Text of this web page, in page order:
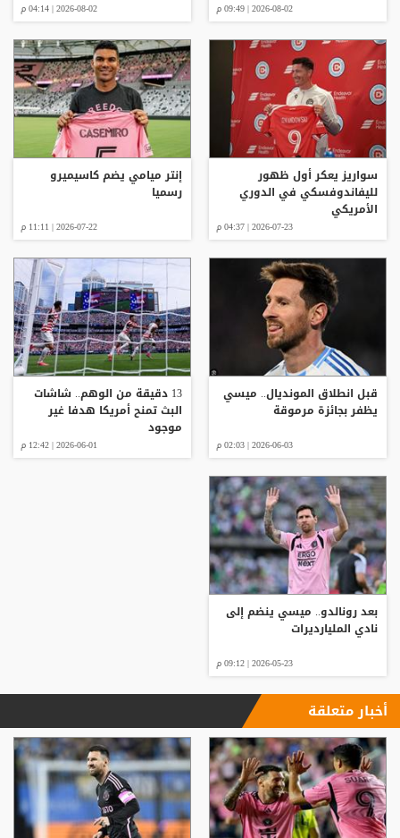
2026-08-02 | 09:49 م 2026-08-02 | 04:14 م
سواريز يعكر أول ظهور
لليفاندوفسكي في الدوري
الأمريكي
2026-07-23 | 04:37 م
إنتر ميامي يضم كاسيميرو
رسميا
2026-07-22 | 11:11 م
قبل انطلاق المونديال.. ميسي
يظفر بجائزة مرموقة
2026-06-03 | 02:03 م
13 دقيقة من الوهم.. شاشات
البث تمنح أمريكا هدفا غير
موجود
2026-06-01 | 12:42 م
بعد رونالدو.. ميسي ينضم إلى
نادي المليارديرات
2026-05-23 | 09:12 م
أخبار متعلقة